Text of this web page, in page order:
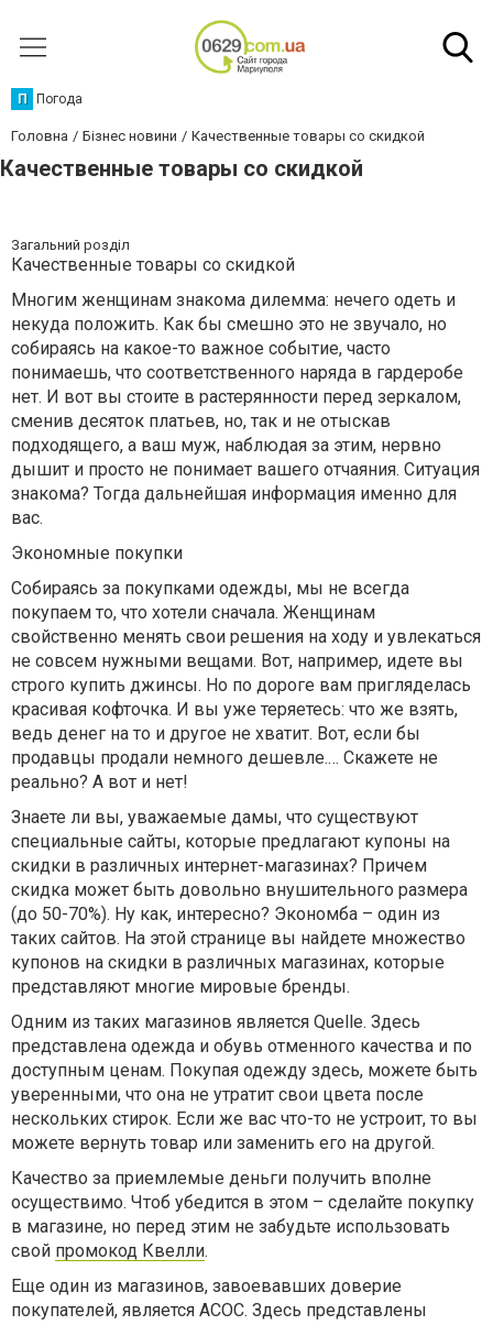
П Погода
Головна Бізнес новини Качественные товары со скидкой
Качественные товары со скидкой
Загальний розділ
Качественные товары со скидкой
Многим женщинам знакома дилемма: нечего одеть и
некуда положить. Как бы смешно это не звучало, но
собираясь на какое-то важное событие, часто
понимаешь, что соответственного наряда в гардеробе
нет. И вот вы стоите в растерянности перед зеркалом,
сменив десяток платьев, но, так и не отыскав
подходящего, а ваш муж, наблюдая за этим, нервно
дышит и просто не понимает вашего отчаяния. Ситуация
знакома? Тогда дальнейшая информация именно для
вас.
Экономные покупки
Собираясь за покупками одежды, мы не всегда
покупаем то, что хотели сначала. Женщинам
свойственно менять свои решения на ходу и увлекаться
не совсем нужными вещами. Вот, например, идете вы
строго купить джинсы. Но по дороге вам пригляделась
красивая кофточка. И вы уже теряетесь: что же взять,
ведь денег на то и другое не хватит. Вот, если бы
продавцы продали немного дешевле.… Скажете не
реально? А вот и нет!
Знаете ли вы, уважаемые дамы, что существуют
специальные сайты, которые предлагают купоны на
скидки в различных интернет-магазинах? Причем
скидка может быть довольно внушительного размера
(до 50-70%). Ну как, интересно? Экономба – один из
таких сайтов. На этой странице вы найдете множество
купонов на скидки в различных магазинах, которые
представляют многие мировые бренды.
Одним из таких магазинов является Quelle. Здесь
представлена одежда и обувь отменного качества и по
доступным ценам. Покупая одежду здесь, можете быть
уверенными, что она не утратит свои цвета после
нескольких стирок. Если же вас что-то не устроит, то вы
можете вернуть товар или заменить его на другой.
Качество за приемлемые деньги получить вполне
осуществимо. Чтоб убедится в этом – сделайте покупку
в магазине, но перед этим не забудьте использовать
свой промокод Квелли.
Еще один из магазинов, завоевавших доверие
покупателей, является АСОС. Здесь представлены